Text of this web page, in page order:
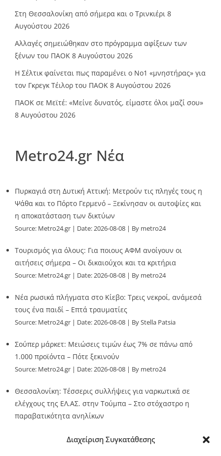
Διαχείριση Συγκατάθεσης
Στη Θεσσαλονίκη από σήμερα και ο Τρινκιέρι 8
Αυγούστου 2026
Αλλαγές σημειώθηκαν στο πρόγραμμα αφίξεων των
ξένων του ΠΑΟΚ 8 Αυγούστου 2026
Η Σέλτικ φαίνεται πως παραμένει ο Νο1 «μνηστήρας» για
τον Γκρεγκ Τέιλορ του ΠΑΟΚ 8 Αυγούστου 2026
ΠΑΟΚ σε Μεϊτέ: «Μείνε δυνατός, είμαστε όλοι μαζί σου»
8 Αυγούστου 2026
Metro24.gr Νέα
Πυρκαγιά στη Δυτική Αττική: Μετρούν τις πληγές τους η
Ψάθα και το Πόρτο Γερμενό – Ξεκίνησαν οι αυτοψίες και
η αποκατάσταση των δικτύων
Source: Metro24.gr Date: 2026-08-08 By metro24
Τουρισμός για όλους: Για ποιους ΑΦΜ ανοίγουν οι
αιτήσεις σήμερα – Οι δικαιούχοι και τα κριτήρια
Source: Metro24.gr Date: 2026-08-08 By metro24
Νέα ρωσικά πλήγματα στο Κίεβο: Τρεις νεκροί, ανάμεσά
τους ένα παιδί – Επτά τραυματίες
Source: Metro24.gr Date: 2026-08-08 By Stella Patsia
Σούπερ μάρκετ: Μειώσεις τιμών έως 7% σε πάνω από
1.000 προϊόντα – Πότε ξεκινούν
Source: Metro24.gr Date: 2026-08-08 By metro24
Θεσσαλονίκη: Τέσσερις συλλήψεις για ναρκωτικά σε
ελέγχους της ΕΛ.ΑΣ. στην Τούμπα – Στο στόχαστρο η
παραβατικότητα ανηλίκων